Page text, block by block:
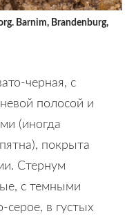
Barnim, Brandenburg,
черная, с
полосой и
(иногда
покрыта
Стернум
с темными
в густых